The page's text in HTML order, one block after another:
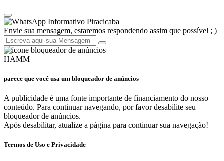
Informativo Piracicaba
Envie sua mensagem, estaremos respondendo assim que possível ; )
HAMM
parece que você usa um bloqueador de anúncios
A publicidade é uma fonte importante de financiamento do nosso
conteúdo. Para continuar navegando, por favor desabilite seu
bloqueador de anúncios.
Após desabilitar, atualize a página para continuar sua navegação!
Termos de Uso e Privacidade